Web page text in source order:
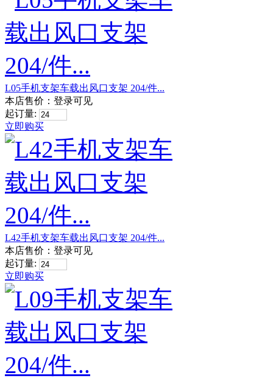
L05手机支架车载出风口支架 204/件...
本店售价： 登录可见
起订量:
立即购买
L42手机支架车载出风口支架 204/件...
本店售价： 登录可见
起订量:
立即购买